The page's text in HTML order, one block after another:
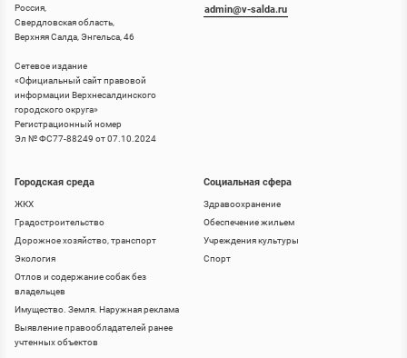
Россия,
Свердловская область,
Верхняя Салда, Энгельса, 46
Сетевое издание
«Официальный сайт правовой
информации Верхнесалдинского
городского округа»
Регистрационный номер
Эл № ФС77-88249 от 07.10.2024
Городская среда
ЖКХ
Градостроительство
Дорожное хозяйство, транспорт
Экология
Отлов и содержание собак без
владельцев
Имущество. Земля. Наружная реклама
Выявление правообладателей ранее
учтенных объектов
Социальная сфера
Здравоохранение
Обеспечение жильем
Учреждения культуры
Спорт
admin@v-salda.ru